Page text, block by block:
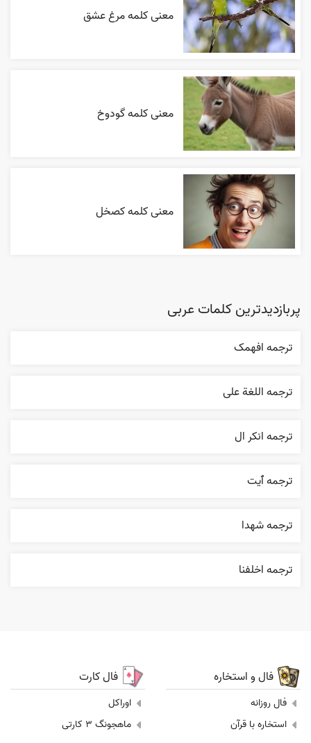
معنی کلمه مرغ عشق
معنی کلمه گودوخ
معنی کلمه کصخل
پربازدیدترین کلمات عربی
ترجمه افهمک
ترجمه اللغة علی
ترجمه انکر ال
ترجمه ٱیت
ترجمه شهدا
ترجمه اخلفنا
فال و استخاره
فال روزانه
استخاره با قرآن
فال کارت
اوراکل
ماهجونگ 3 کارتی